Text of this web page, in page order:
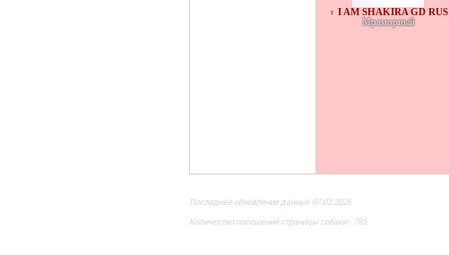
♀ I AM SHAKIRA GD RUS
Мраморный
Последнее обновление данных 07.02.2026
Количество посещений страницы собаки - 785